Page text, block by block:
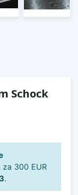
Schock
za 300 EUR
.